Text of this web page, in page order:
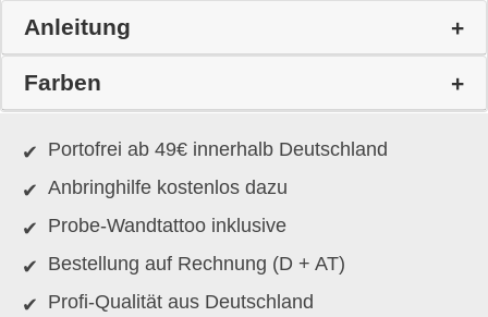
Anleitung
Farben
Portofrei ab 49€ innerhalb Deutschland
Anbringhilfe kostenlos dazu
Probe-Wandtattoo inklusive
Bestellung auf Rechnung (D + AT)
Profi-Qualität aus Deutschland